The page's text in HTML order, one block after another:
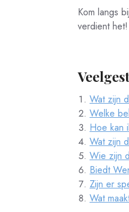
Kom langs
verdient het!
Wat zijn
Welke
Hoe kan
Wat zijn
Wie zijn
Biedt
Zijn er
Wat